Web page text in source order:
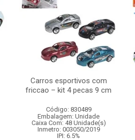
Carros esportivos com
friccao – kit 4 pecas 9 cm
Código: 830489
Embalagem: Unidade
Caixa Com: 48 Unidade(s)
Inmetro: 003050/2019
IPI: 6.5%